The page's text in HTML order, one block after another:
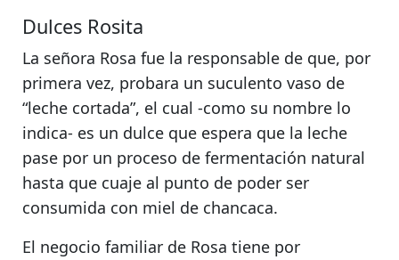
Dulces Rosita
La señora Rosa fue la responsable de que, por
primera vez, probara un suculento vaso de
“leche cortada”, el cual -como su nombre lo
indica- es un dulce que espera que la leche
pase por un proceso de fermentación natural
hasta que cuaje al punto de poder ser
consumida con miel de chancaca.
El negocio familiar de Rosa tiene por